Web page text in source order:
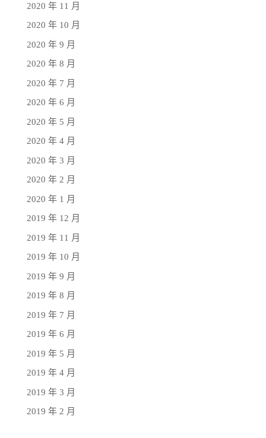
2020 年 11 月
2020 年 10 月
2020 年 9 月
2020 年 8 月
2020 年 7 月
2020 年 6 月
2020 年 5 月
2020 年 4 月
2020 年 3 月
2020 年 2 月
2020 年 1 月
2019 年 12 月
2019 年 11 月
2019 年 10 月
2019 年 9 月
2019 年 8 月
2019 年 7 月
2019 年 6 月
2019 年 5 月
2019 年 4 月
2019 年 3 月
2019 年 2 月